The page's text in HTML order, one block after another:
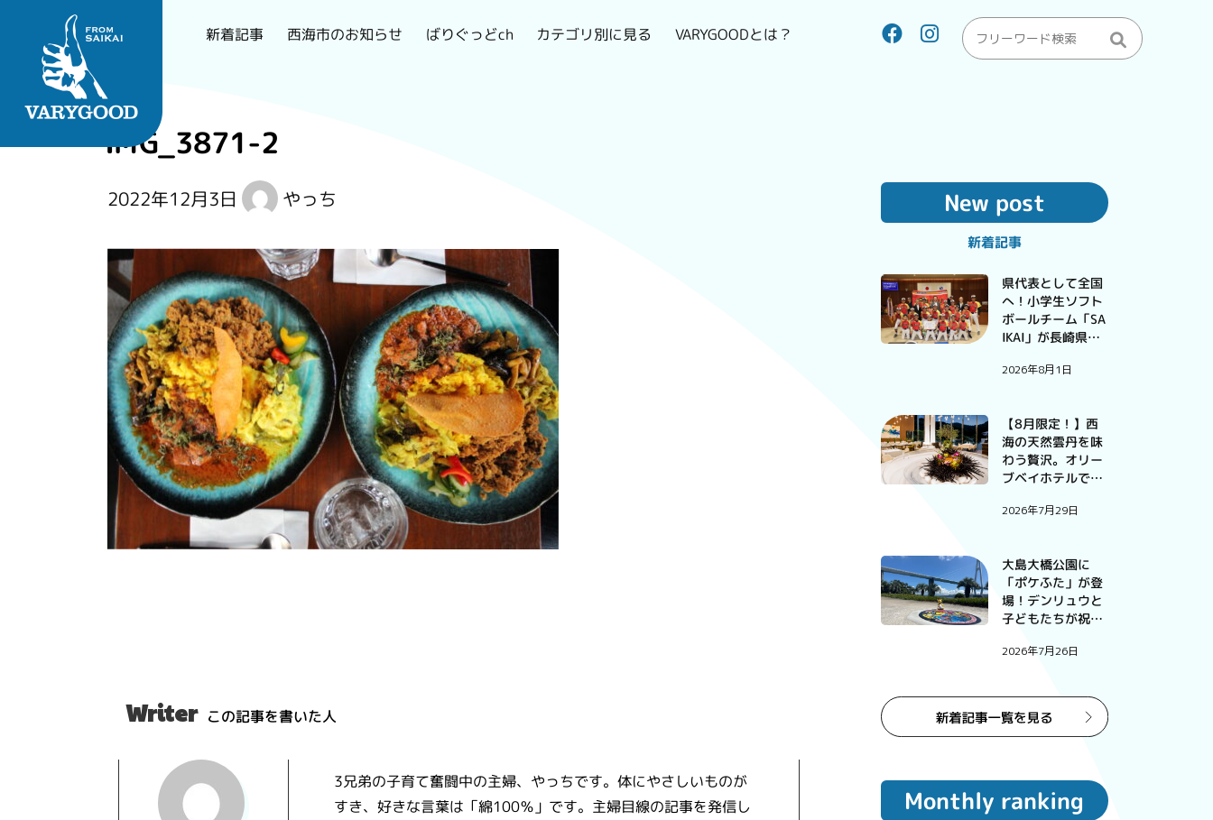
新着記事 西海市のお知らせ ばりぐっどch カテゴリ別に見る VARYGOODとは？
IMG_3871-2
2022年12月3日 やっち
Writer この記事を書いた人
3兄弟の子育て奮闘中の主婦、やっちです。体にやさしいものが
すき、好きな言葉は「綿100％」です。主婦目線の記事を発信し
New post
新着記事
県代表として全国
へ！小学生ソフト
ボールチーム「SA
IKAI」が長崎県予
2026年8月1日
【8月限定！】西
海の天然雲丹を味
わう贅沢。オリー
ブベイホテルで過
の特別な一夜。
2026年7月29日
大島大橋公園に
「ポケふた」が登
場！デンリュウと
子どもたちが祝っ
2026年7月26日
Monthly ranking